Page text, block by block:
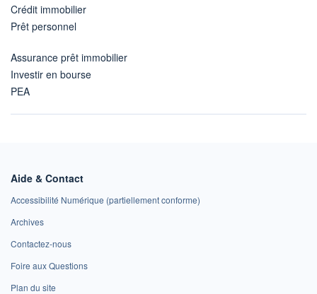
Crédit immobilier
Prêt personnel
Assurance prêt immobilier
Investir en bourse
PEA
Aide & Contact
Accessibilité Numérique (partiellement conforme)
Archives
Contactez-nous
Foire aux Questions
Plan du site